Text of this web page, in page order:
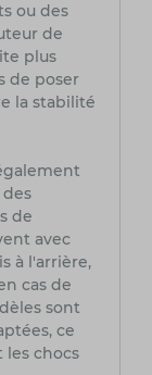
ou des
de
plus
de poser
la stabilité
de
avec
à l'arrière,
cas de
sont
ce
les chocs